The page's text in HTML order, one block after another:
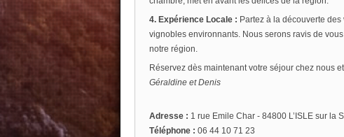
4. Expérience Locale : Partez à la découverte
vignobles environnants. Nous serons ravis de
notre région.
Réservez dès maintenant votre séjour chez nous
Géraldine et Denis
Adresse : 1 rue Emile Char - 84800 L’ISLE sur la
Téléphone : 06 44 10 71 23